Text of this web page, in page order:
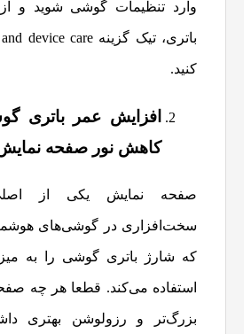
وارد تنظیمات گوشی شوید و
کنید.
افزایش عمر باتری
کاهش نور صفحه
صفحه نمایش یکی از
سخت‌افزاری در گوشی‌های
که شارژ باتری گوشی را به
استفاده می‌کند. قطعا هر چه
بزرگ‌تر و رزولوشن بهتری